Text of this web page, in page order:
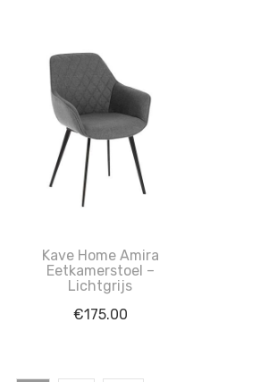
Kave Home Amira
Eetkamerstoel –
Lichtgrijs
€175.00